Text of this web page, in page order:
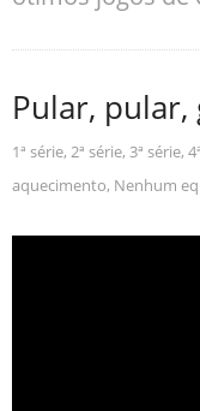
Pular, pular,
1ª série, 2ª série, 3ª série,
aquecimento, Nenhum